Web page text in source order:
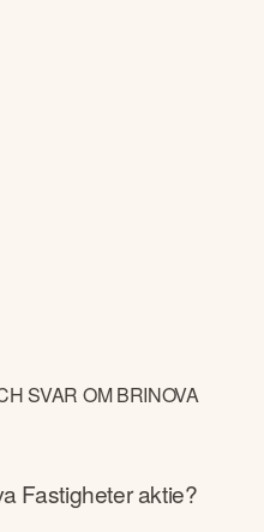
SVAR OM BRINOVA
Fastigheteraktie?